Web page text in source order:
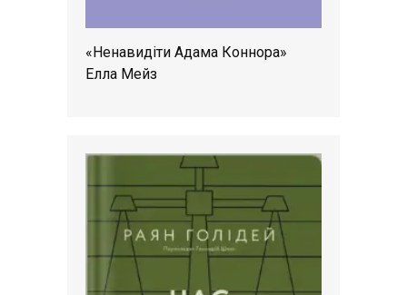
«Ненавидіти Адама Коннора»
Елла Мейз